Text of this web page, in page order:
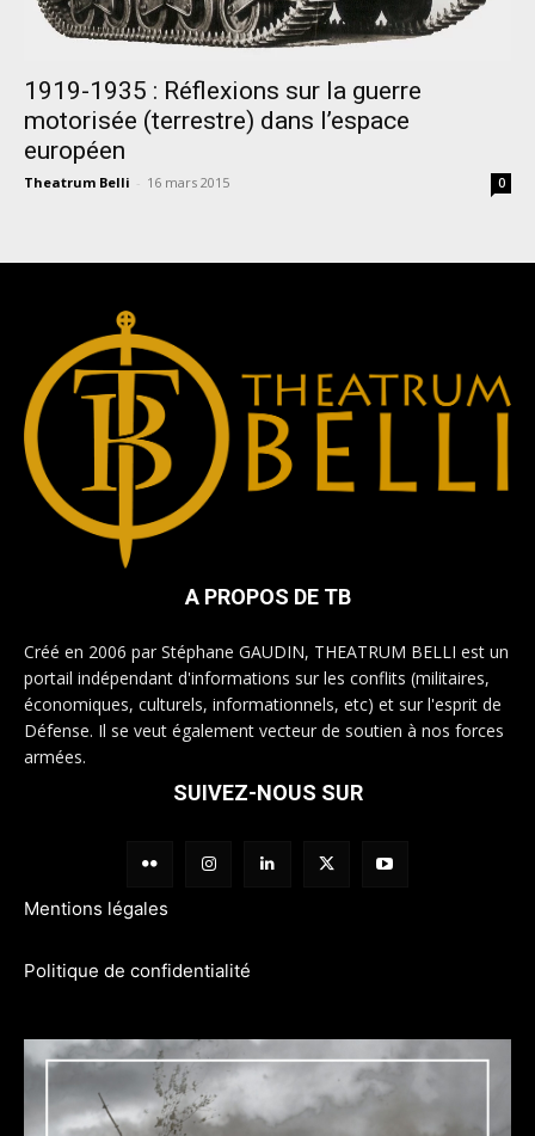
1919-1935 : Réflexions sur la guerre
motorisée (terrestre) dans l’espace
européen
Theatrum Belli - 16 mars 2015 0
A PROPOS DE TB
Créé en 2006 par Stéphane GAUDIN, THEATRUM BELLI est un
portail indépendant d'informations sur les conflits (militaires,
économiques, culturels, informationnels, etc) et sur l'esprit de
Défense. Il se veut également vecteur de soutien à nos forces
armées.
SUIVEZ-NOUS SUR
Mentions légales
Politique de confidentialité